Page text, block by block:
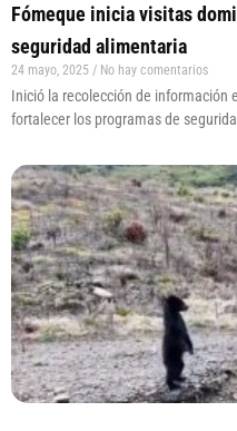
Fómeque inicia visitas
seguridad alimentaria
24 mayo, 2025 No hay comentarios
Inició la recolección de información
fortalecer los programas de